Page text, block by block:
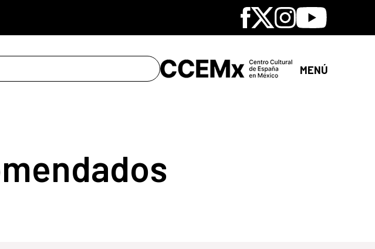
Facebook
X Instagram
Youtube
MENÚ